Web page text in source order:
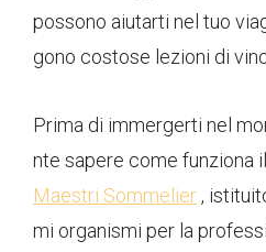
possono aiutarti nel tuo
gono costose lezioni di
Prima di immergerti nel
nte sapere come funziona
Maestri Sommelier,
mi organismi per la